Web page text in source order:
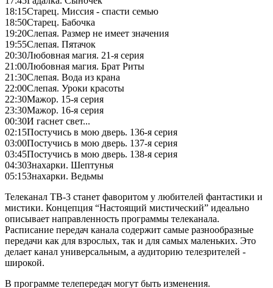
18:15Старец. Миссия - спасти семью
18:50Старец. Бабочка
19:20Слепая. Размер не имеет значения
19:55Слепая. Пятачок
20:30Любовная магия. 21-я серия
21:00Любовная магия. Брат Риты
21:30Слепая. Вода из крана
22:00Слепая. Уроки красоты
22:30Мажор. 15-я серия
23:30Мажор. 16-я серия
00:30И гаснет свет...
02:15Постучись в мою дверь. 136-я серия
03:00Постучись в мою дверь. 137-я серия
03:45Постучись в мою дверь. 138-я серия
04:30Знахарки. Шептунья
05:15Знахарки. Ведьмы
Телеканал ТВ-3 станет фаворитом у любителей фантастики и
мистики. Концепция “Настоящий мистический” идеально
описывает направленность программы телеканала.
Расписание передач канала содержит самые разнообразные
передачи как для взрослых, так и для самых маленьких. Это
делает канал универсальным, а аудиторию телезрителей -
широкой.
В программе телепередач могут быть изменения.